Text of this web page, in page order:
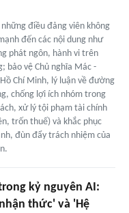
điều đảng viên không
đến các nội dung như
phát ngôn, hành vi trên
bảo vệ Chủ nghĩa Mác -
Chí Minh, lý luận về đường
chống lợi ích nhóm trong
xử lý tội phạm tài chính
trốn thuế) và khắc phục
đùn đẩy trách nhiệm của
kỷ nguyên AI:
thức' và 'Hệ